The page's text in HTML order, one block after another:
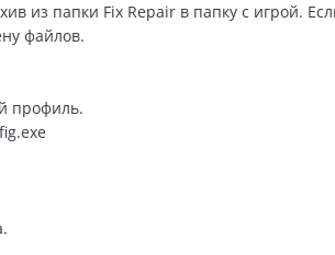
из папки Fix Repair в папку с игрой.
файлов.
профиль.